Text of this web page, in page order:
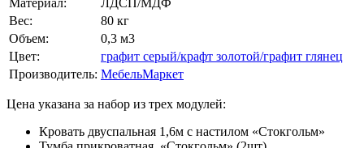
Материал:
ЛДСП/МДФ
Вес:
80 кг
Объем:
0,3 м3
Цвет:
графит серый/крафт золотой/графит глянец
Производитель: МебельМаркет
Цена указана за набор из трех модулей:
Кровать двуспальная 1,6м с настилом «Стокгольм»